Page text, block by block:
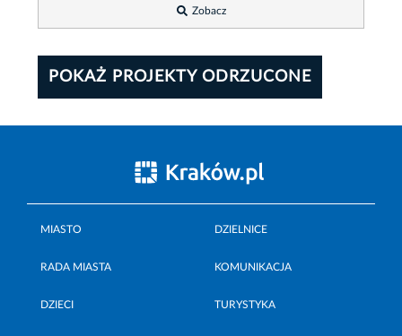
Zobacz
POKAŻ PROJEKTY ODRZUCONE
MIASTO DZIELNICE
RADA MIASTA KOMUNIKACJA
DZIECI TURYSTYKA